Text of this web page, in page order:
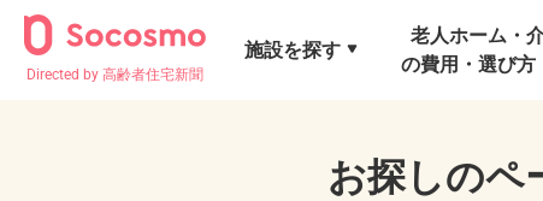
Directed by 高齢者住宅新聞
施設を探す
老人ホーム・
の費用・選び方
お探しのペ